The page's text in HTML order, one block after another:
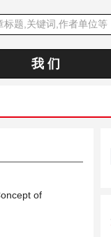
我 们
of